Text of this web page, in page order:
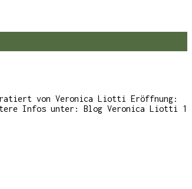
von Veronica Liotti Eröffnung:
Infos unter: Blog Veronica Liotti 1